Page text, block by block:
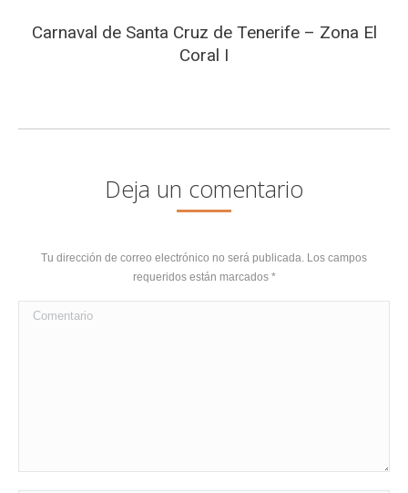
Carnaval de Santa Cruz de Tenerife – Zona El
Coral I
Deja un comentario
Tu dirección de correo electrónico no será publicada. Los campos
requeridos están marcados *
Comentario